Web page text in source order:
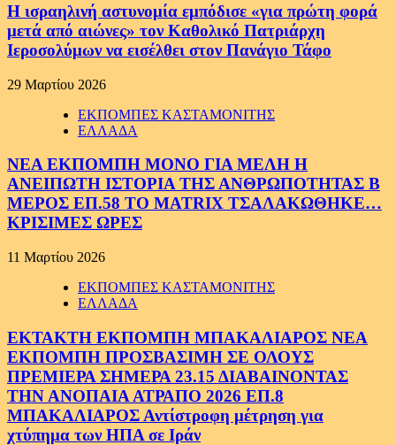
Η ισραηλινή αστυνομία εμπόδισε «για πρώτη φορά
μετά από αιώνες» τον Καθολικό Πατριάρχη
Ιεροσολύμων να εισέλθει στον Πανάγιο Τάφο
29 Μαρτίου 2026
ΕΚΠΟΜΠΕΣ ΚΑΣΤΑΜΟΝΙΤΗΣ
ΕΛΛΑΔΑ
ΝΕΑ ΕΚΠΟΜΠΗ ΜΟΝΟ ΓΙΑ ΜΕΛΗ Η
ΑΝΕΙΠΩΤΗ ΙΣΤΟΡΙΑ ΤΗΣ ΑΝΘΡΩΠΟΤΗΤΑΣ Β
ΜΕΡΟΣ ΕΠ.58 ΤΟ MATRIX ΤΣΑΛΑΚΩΘΗΚΕ…
ΚΡΙΣΙΜΕΣ ΩΡΕΣ
11 Μαρτίου 2026
ΕΚΠΟΜΠΕΣ ΚΑΣΤΑΜΟΝΙΤΗΣ
ΕΛΛΑΔΑ
ΕΚΤΑΚΤΗ ΕΚΠΟΜΠΗ ΜΠΑΚΑΛΙΑΡΟΣ ΝΕΑ
ΕΚΠΟΜΠΗ ΠΡΟΣΒΑΣΙΜΗ ΣΕ ΟΛΟΥΣ
ΠΡΕΜΙΕΡΑ ΣΗΜΕΡΑ 23.15 ΔΙΑΒΑΙΝΟΝΤΑΣ
ΤΗΝ ΑΝΟΠΑΙΑ ΑΤΡΑΠΟ 2026 ΕΠ.8
ΜΠΑΚΑΛΙΑΡΟΣ Αντίστροφη μέτρηση για
χτύπημα των ΗΠΑ σε Ιράν